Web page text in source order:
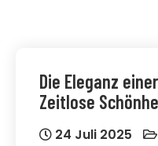
Die Eleganz
Zeitlose
24 Juli 2025